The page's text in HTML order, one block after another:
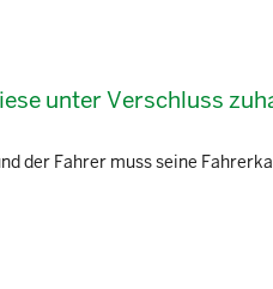
unter Verschluss
der Fahrer muss seine